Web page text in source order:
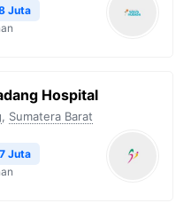
Juta
Hospital
, Sumatera Barat
Juta